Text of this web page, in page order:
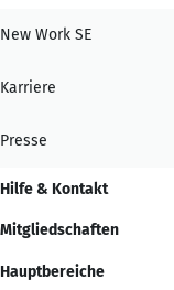
New Work SE
Karriere
Presse
Hilfe & Kontakt
Mitgliedschaften
Hauptbereiche